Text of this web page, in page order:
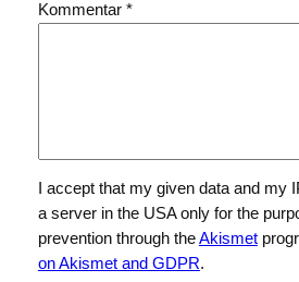
Kommentar *
I accept that my given data and my
a server in the USA only for the
prevention through theAkismet
on Akismet and GDPR.